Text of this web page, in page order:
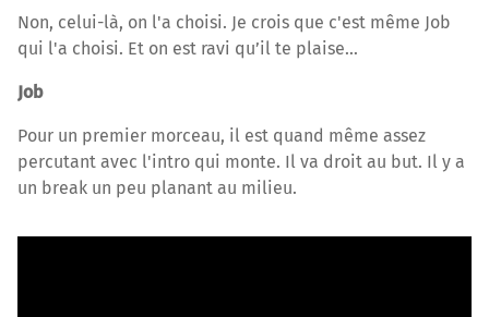
Non, celui-là, on l'a choisi. Je crois que c'est même Job
qui l'a choisi. Et on est ravi qu’il te plaise…
Job
Pour un premier morceau, il est quand même assez
percutant avec l'intro qui monte. Il va droit au but. Il y a
un break un peu planant au milieu.